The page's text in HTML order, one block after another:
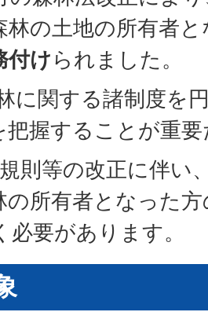
林の土地の所有者
付けられました。
に関する諸制度を
把握することが重
則等の改正に伴い
の所有者となった
要があります。